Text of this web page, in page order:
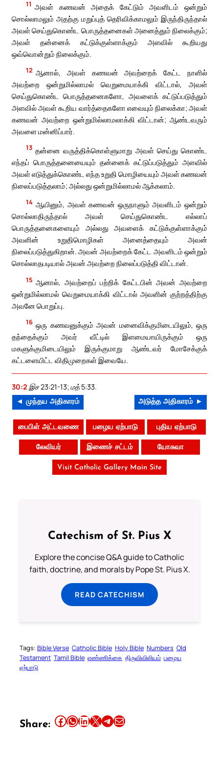
11 அவள் கணவன் அதைக் கேட்டும் அவளிடம் ஒன்றும்
சொல்லாமலும் அதற்கு மறுப்புத் தெரிவிக்காமலும் இருந்திருந்தால்
அவள் செய்துகொண்ட பொருத்தனைகள் அனைத்தும் நிலைக்கும்;
அவள் தன்னைக் கட்டுக்குள்ளாக்கும் அளவில் கூறியது
ஒவ்வொன்றும் நிலைக்கும்.
12 ஆனால், அவள் கணவன் அவற்றைக் கேட்ட நாளில்
அவற்றை ஒன்றுமில்லாமல் வெறுமையாக்கி விட்டால், அவள்
செய்துகொண்ட பொருத்தனைகளோ, அவளைக் கட்டுப்படுத்தும்
அளவில் அவள் கூறிய வார்த்தைகளோ எவையும் நிலைக்கா; அவள்
கணவன் அவற்றை ஒன்றுமில்லாமலாக்கி விட்டான்; ஆண்டவரும்
அவளை மன்னிப்பார்.
13 தன்னை வருத்திக்கொள்ளுமாறு அவள் செய்து கொண்ட
எந்தப் பொருத்தனையையும் தன்னைக் கட்டுப்படுத்தும் அளவில்
அவள் எடுத்துக்கொண்ட எந்த உறுதி மொழியையும் அவள் கணவன்
நிலைப்படுத்தலாம்; அல்லது ஒன்றுமில்லாமல் ஆக்கலாம்.
14 ஆயினும், அவள் கணவன் ஒருநாளும் அவளிடம் ஒன்றும்
சொல்லாதிருந்தால் அவள் செய்துகொண்ட எல்லாப்
பொருத்தனைகளையும் அல்லது அவளைக் கட்டுக்குள்ளாக்கும்
அவளின் உறுதிமொழிகள் அனைத்தையும் அவன்
நிலைப்படுத்துகிறான். அவன் அவற்றைக் கேட்ட அவளிடம் ஒன்றும்
சொல்லாதபடியால் அவன் அவற்றை நிலைப்படுத்தி விட்டான்.
15 ஆனால், அவற்றைப் பற்றிக் கேட்டபின் அவன் அவற்றை
ஒன்றுமில்லாமல் வெறுமையாக்கி விட்டால் அவளின் குற்றத்திற்கு
அவனே பொறுப்பு.
16 ஒரு கணவனுக்கும் அவன் மனைவிக்குமிடையிலும், ஒரு
தந்தைக்கும் அவர் வீட்டில் இளமையாயிருக்கும் ஒரு
மகளுக்குமிடையிலும் இருக்குமாறு ஆண்டவர் மோசேக்குக்
கட்டளையிட்ட விதிமுறைகள் இவையே.
30:2 இச 23:21-13; மத் 5:33.
◄ முந்தய அதிகாரம் அடுத்த அதிகாரம் ►
பைபிள் அட்டவணை பழைய ஏற்பாடு புதிய ஏற்பாடு
லேவியர் இணைச் சட்டம் யோசுவா
Visit Catholic Gallery Main Site
Catechism of St. Pius X
Explore the concise Q&A guide to Catholic
faith, doctrine, and morals by Pope St. Pius X.
READ CATECHISM
Tags: Bible Verse Catholic Bible Holy Bible Numbers Old
Testament Tamil Bible எண்ணிக்கை திருவிவிலியம் பழைய
ஏற்பாடு
Share: Share this article on Facebook Share this article on WhatsApp Share this article on LinkedIn Share this article on X Share this article on TelegramEmail this Article